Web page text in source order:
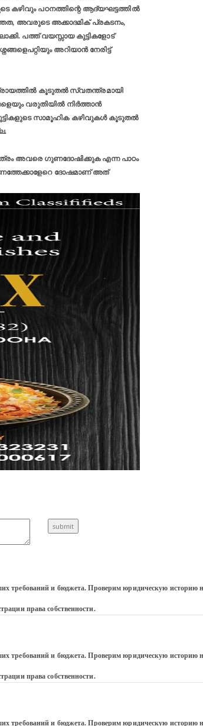
കഴിവും പഠനത്തിന്റെ ആദ്യഘട്ടത്തിൽ
അവരുടെ അക്കാദമിക് പ്രകടനം,
പത്ത് വയസ്സായ കുട്ടികളോട്
അറിയാൻ നേരിട്ട്
കൂടുതൽ സ്വതന്ത്രമായി
വരുതിയിൽ നിര്‍ത്താൻ
സാമൂഹിക കഴിവുകൾ കൂടുതൽ
അവരെ ഗുണദോഷിക്കുക എന്ന പാഠം
ദോഷമാണ് അത്
требований и бюджета. Проверим юридическую историю
права собственности.
требований и бюджета. Проверим юридическую историю
права собственности.
требований и бюджета. Проверим юридическую историю